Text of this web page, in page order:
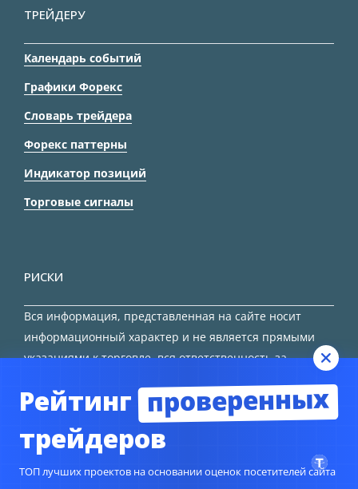
ТРЕЙДЕРУ
Календарь событий
Графики Форекс
Словарь трейдера
Форекс паттерны
Индикатор позиций
Торговые сигналы
РИСКИ
Вся информация, представленная на сайте носит
информационный характер и не является прямыми
указаниями к торговле, вся ответственность за
Рейтинг проверенных
трейдеров
ТОП лучших проектов на основании оценок посетителей сайта